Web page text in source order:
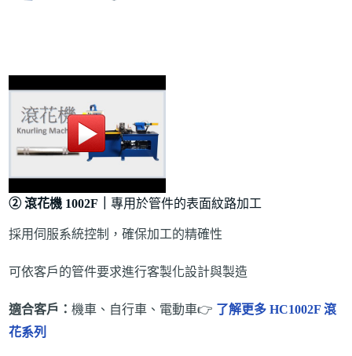
② 滾花機 1002F｜ 專用於管件的表面紋路加工
採用伺服系統控制，確保加工的精確性
可依客戶的管件要求進行客製化設計與製造
適合客戶： 機車、自行車、電動車👉 了解更多 HC1002F 滾
花系列